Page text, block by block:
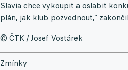
Slavia chce vykoupit a oslabit
plán, jak klub pozvednout,“
© ČTK / Josef Vostárek
Zmínky